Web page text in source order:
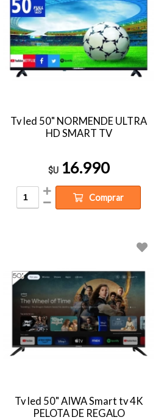
Tv led 50" NORMENDE ULTRA
HD SMART TV
$U 16.990
Comprar
Tv led 50" AIWA Smart tv 4K
PELOTA DE REGALO